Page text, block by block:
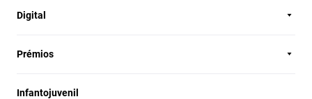
Digital
Prémios
Infantojuvenil